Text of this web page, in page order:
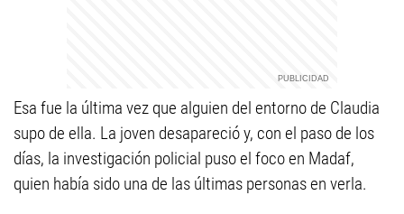
Esa fue la última vez que alguien del entorno de Claudia
supo de ella. La joven desapareció y, con el paso de los
días, la investigación policial puso el foco en Madaf,
quien había sido una de las últimas personas en verla.